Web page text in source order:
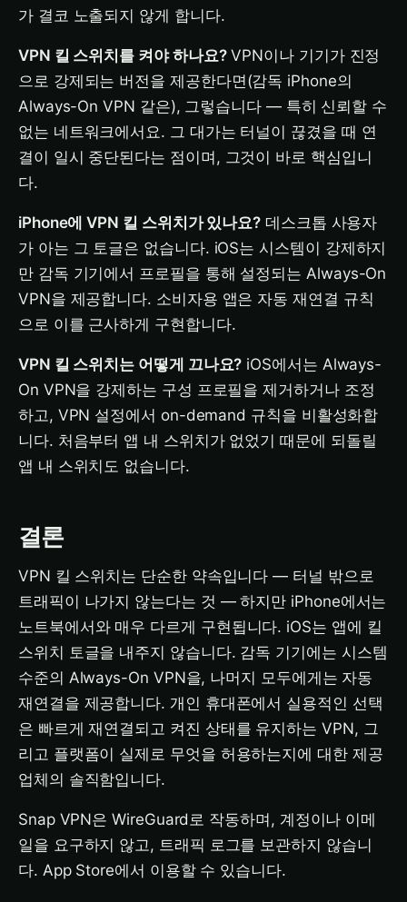
가 결코 노출되지 않게 합니다.
VPN 킬 스위치를 켜야 하나요?VPN이나 기기가 진정
으로 강제되는 버전을 제공한다면(감독 iPhone의
Always-On VPN 같은), 그렇습니다 — 특히 신뢰할 수
없는 네트워크에서요. 그 대가는 터널이 끊겼을 때 연
결이 일시 중단된다는 점이며, 그것이 바로 핵심입니
다.
iPhone에 VPN 킬 스위치가 있나요? 데스크톱 사용자
가 아는 그 토글은 없습니다. iOS는 시스템이 강제하지
만 감독 기기에서 프로필을 통해 설정되는 Always-On
VPN을 제공합니다. 소비자용 앱은 자동 재연결 규칙
으로 이를 근사하게 구현합니다.
VPN 킬 스위치는 어떻게 끄나요? iOS에서는 Always-
On VPN을 강제하는 구성 프로필을 제거하거나 조정
하고, VPN 설정에서 on-demand 규칙을 비활성화합
니다. 처음부터 앱 내 스위치가 없었기 때문에 되돌릴
앱 내 스위치도 없습니다.
결론
VPN 킬 스위치는 단순한 약속입니다 — 터널 밖으로
트래픽이 나가지 않는다는 것 — 하지만 iPhone에서는
노트북에서와 매우 다르게 구현됩니다. iOS는 앱에 킬
스위치 토글을 내주지 않습니다. 감독 기기에는 시스템
수준의 Always-On VPN을, 나머지 모두에게는 자동
재연결을 제공합니다. 개인 휴대폰에서 실용적인 선택
은 빠르게 재연결되고 켜진 상태를 유지하는 VPN, 그
리고 플랫폼이 실제로 무엇을 허용하는지에 대한 제공
업체의 솔직함입니다.
Snap VPN은 WireGuard로 작동하며, 계정이나 이메
일을 요구하지 않고, 트래픽 로그를 보관하지 않습니
다. App Store에서 이용할 수 있습니다.